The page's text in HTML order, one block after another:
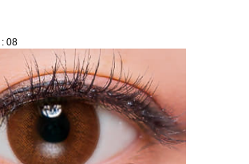
06